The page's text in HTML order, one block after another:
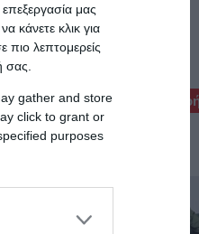
μας
κάνετε κλικ για
λεπτομερείς
σας.
gather and store
click to grant or
purposes